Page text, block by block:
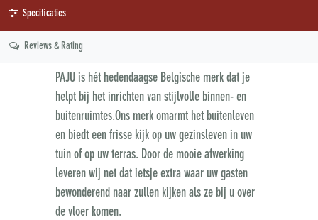
Specificaties
Reviews & Rating
PAJU is hét hedendaagse Belgische merk dat je
helpt bij het inrichten van stijlvolle binnen- en
buitenruimtes.Ons merk omarmt het buitenleven
en biedt een frisse kijk op uw gezinsleven in uw
tuin of op uw terras. Door de mooie afwerking
leveren wij net dat ietsje extra waar uw gasten
bewonderend naar zullen kijken als ze bij u over
de vloer komen.